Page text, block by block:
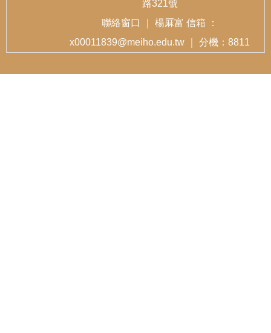
路321號
聯絡窗口
楊厤富 信箱 ：
x00011839@meiho.edu.tw ｜ 分機：8811